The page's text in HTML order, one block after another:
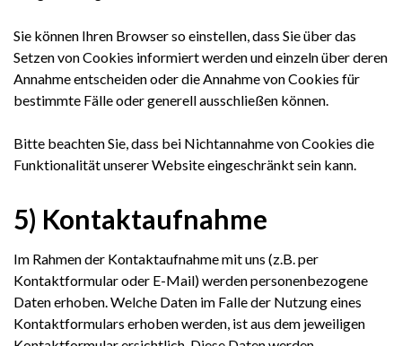
Sie können Ihren Browser so einstellen, dass Sie über das
Setzen von Cookies informiert werden und einzeln über deren
Annahme entscheiden oder die Annahme von Cookies für
bestimmte Fälle oder generell ausschließen können.
Bitte beachten Sie, dass bei Nichtannahme von Cookies die
Funktionalität unserer Website eingeschränkt sein kann.
5) Kontaktaufnahme
Im Rahmen der Kontaktaufnahme mit uns (z.B. per
Kontaktformular oder E-Mail) werden personenbezogene
Daten erhoben. Welche Daten im Falle der Nutzung eines
Kontaktformulars erhoben werden, ist aus dem jeweiligen